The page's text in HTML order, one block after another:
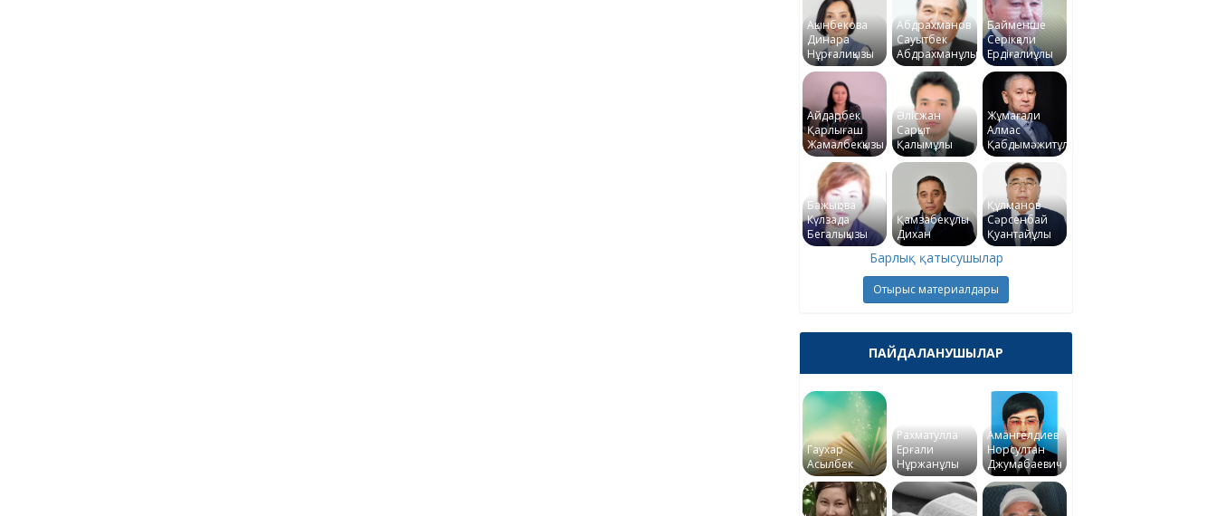
Ақынбекова
Динара
Нұрғалиқызы
Абдрахманов
Сауытбек
Абдрахманұлы
Байменше
Серікқали
Ердіғалиұлы
Айдарбек
Қарлығаш
Жамалбекқызы
Әлісжан
Сарқыт
Қалымұлы
Жұмағали
Алмас
Қабдымәжитұлы
Бажықова
Күлзада
Бегалықызы
Қамзабекұлы
Дихан
Құлманов
Сәрсенбай
Қуантайұлы
Барлық қатысушылар
Отырыс материалдары
ПАЙДАЛАНУШЫЛАР
Гаухар
Асылбек
Рахматулла
Ерғали
Нұржанұлы
Амангелдиев
Норсултан
Джумабаевич